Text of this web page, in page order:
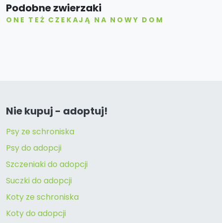
Podobne zwierzaki
ONE TEŻ CZEKAJĄ NA NOWY DOM
Nie kupuj - adoptuj!
Psy ze schroniska
Psy do adopcji
Szczeniaki do adopcji
Suczki do adopcji
Koty ze schroniska
Koty do adopcji